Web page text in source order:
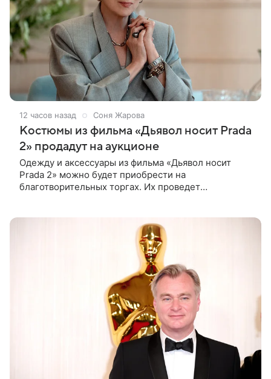
12 часов назад Соня Жарова
Костюмы из фильма «Дьявол носит Prada
2» продадут на аукционе
Одежду и аксессуары из фильма «Дьявол носит
Prada 2» можно будет приобрести на
благотворительных торгах. Их проведет